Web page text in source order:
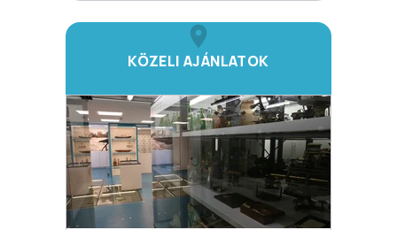
KÖZELI AJÁNLATOK